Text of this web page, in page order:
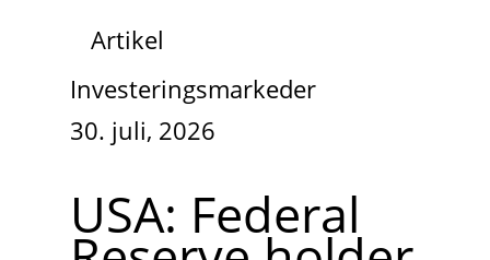
Artikel
Investeringsmarkeder
30. juli, 2026
USA: Federal